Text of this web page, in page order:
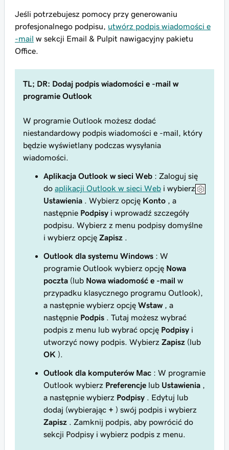
Jeśli potrzebujesz pomocy przy generowaniu
profesjonalnego podpisu, utwórz podpis wiadomości e
-mail w sekcji Email & Pulpit nawigacyjny pakietu
Office.
TL; DR: Dodaj podpis wiadomości e -mail w
programie Outlook
W programie Outlook możesz dodać
niestandardowy podpis wiadomości e -mail, który
będzie wyświetlany podczas wysyłania
wiadomości.
Aplikacja Outlook w sieci Web : Zaloguj się
do aplikacji Outlook w sieci Web i wybierz
Ustawienia . Wybierz opcję Konto , a
następnie Podpisy i wprowadź szczegóły
podpisu. Wybierz z menu podpisy domyślne
i wybierz opcję Zapisz
Outlook dla systemu Windows : W
programie Outlook wybierz opcję Nowa
poczta (lub Nowa wiadomość e -mail w
przypadku klasycznego programu Outlook),
a następnie wybierz opcję Wstaw, a
następnie Podpis . Tutaj możesz wybrać
podpis z menu lub wybrać opcję Podpisy i
utworzyć nowy podpis. Wybierz Zapisz (lub
OK ).
Outlook dla komputerów Mac : W programie
Outlook wybierz Preferencje lub Ustawienia
a następnie wybierz Podpisy . Edytuj lub
dodaj (wybierając + ) swój podpis i wybierz
Zapisz . Zamknij podpis, aby powrócić do
sekcji Podpisy i wybierz podpis z menu.